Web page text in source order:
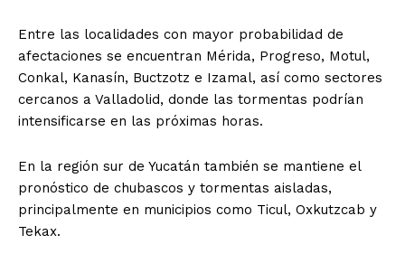
Entre las localidades con mayor probabilidad de
afectaciones se encuentran Mérida, Progreso, Motul,
Conkal, Kanasín, Buctzotz e Izamal, así como sectores
cercanos a Valladolid, donde las tormentas podrían
intensificarse en las próximas horas.
En la región sur de Yucatán también se mantiene el
pronóstico de chubascos y tormentas aisladas,
principalmente en municipios como Ticul, Oxkutzcab y
Tekax.